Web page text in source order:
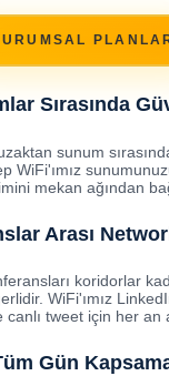
Sırasında
sunum
WiFi'ımız
mekan ağından
Arası
koridorlar
WiFi'ımız
canlı tweet için her an
Gün